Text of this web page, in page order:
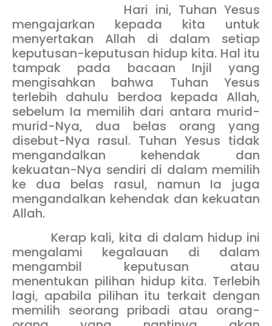
Hari ini, Tuhan Yesus
mengajarkan kepada kita untuk
menyertakan Allah di dalam setiap
keputusan-keputusan hidup kita. Hal itu
tampak pada bacaan Injil yang
mengisahkan bahwa Tuhan Yesus
terlebih dahulu berdoa kepada Allah,
sebelum Ia memilih dari antara murid-
murid-Nya, dua belas orang yang
disebut-Nya rasul. Tuhan Yesus tidak
mengandalkan kehendak dan
kekuatan-Nya sendiri di dalam memilih
ke dua belas rasul, namun Ia juga
mengandalkan kehendak dan kekuatan
Allah.
Kerap kali, kita di dalam hidup ini
mengalami kegalauan di dalam
mengambil keputusan atau
menentukan pilihan hidup kita. Terlebih
lagi, apabila pilihan itu terkait dengan
memilih seorang pribadi atau orang-